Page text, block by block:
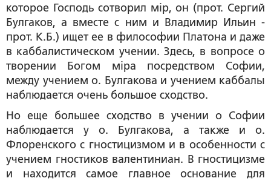
которое Господь сотворил мiр, он (прот. Сергий
Булгаков, а вместе с ним и Владимир Ильин -
прот. К.Б.) ищет ее в философии Платона и даже
в каббалистическом учении. Здесь, в вопросе о
творении Богом мiра посредством Софии,
между учением о. Булгакова и учением каббалы
наблюдается очень большое сходство.
Но еще большее сходство в учении о Софии
наблюдается у о. Булгакова, а также и о.
Флоренского с гностицизмом и в особенности с
учением гностиков валентиниан. В гностицизме
и находится самое главное основание для